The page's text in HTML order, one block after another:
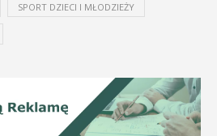
SPORT DZIECI I MŁODZIEŻY